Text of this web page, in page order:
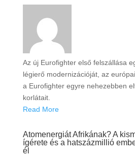
Az új Eurofighter első felszállása
légierő modernizációját, az
a Eurofighter egyre nehezebben
korlátait.
Read More
Atomenergiát Afrikának? A
ígérete és a hatszázmillió
él